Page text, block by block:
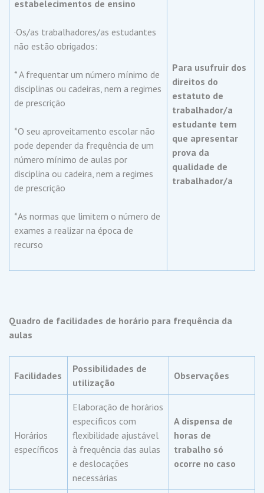
estabelecimentos de ensino
·Os/as trabalhadores/as estudantes
não estão obrigados:
* A frequentar um número mínimo de
disciplinas ou cadeiras, nem a regimes
de prescrição
*O seu aproveitamento escolar não
pode depender da frequência de um
número mínimo de aulas por
disciplina ou cadeira, nem a regimes
de prescrição
*As normas que limitem o número de
exames a realizar na época de
recurso
Para usufruir dos
direitos do
estatuto de
trabalhador/a
estudante tem
que apresentar
prova da
qualidade de
trabalhador/a
Quadro de facilidades de horário para frequência da
aulas
Facilidades
Possibilidades de
utilização
Observações
Horários
específicos
Elaboração de horários
específicos com
flexibilidade ajustável
à frequência das aulas
e deslocações
necessárias
A dispensa de
horas de
trabalho só
ocorre no caso